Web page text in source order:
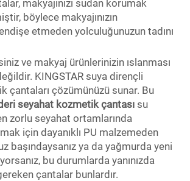
makyajınızı sudan korumak
böylece makyajınızın
etmeden yolculuğunuzun tadını
ve makyaj ürünlerinizin ıslanması
KINGSTAR suya dirençli
çantaları çözümünüzü sunar. Bu
seyahat kozmetik çantası su
zorlu seyahat ortamlarında
için dayanıklı PU malzemeden
başındaysanız ya da yağmurda yeni
bu durumlarda yanınızda
çantalar bunlardır.